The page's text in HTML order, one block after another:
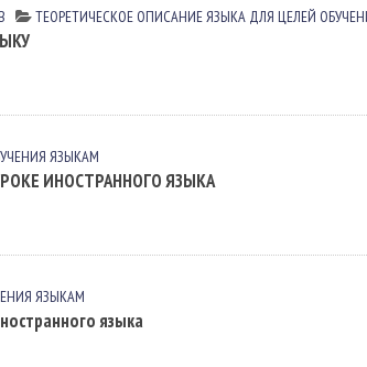
ТЕОРЕТИЧЕСКОЕ ОПИСАНИЕ ЯЗЫКА ДЛЯ ЦЕЛЕЙ
ЯЗЫКАМ
ИНОСТРАННОГО ЯЗЫКА
ЯЗЫКАМ
языка